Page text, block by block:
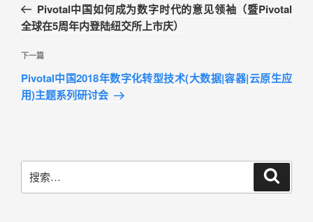
Pivotal中国如何成为数字时代的意见领袖（暨Pivotal
全球在5周年内登陆纽交所上市庆）
下一篇
Pivotal中国2018年数字化转型技术(大数据|容器|云原生应
用)主题系列研讨会